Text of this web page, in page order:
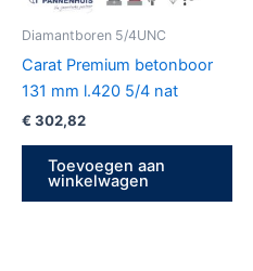
Diamantboren 5/4UNC
Carat Premium betonboor
131 mm l.420 5/4 nat
€ 302,82
Toevoegen aan
winkelwagen